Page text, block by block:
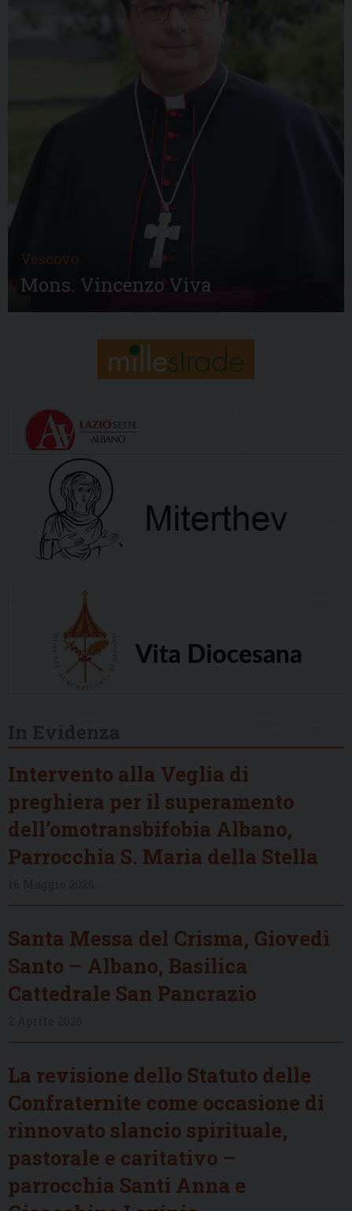
Vescovo
Mons. Vincenzo Viva
Intervento alla Veglia di
preghiera per il superamento
dell’omotransbifobia Albano,
Parrocchia S. Maria della Stella
Santa Messa del Crisma, Giovedì
Santo – Albano, Basilica
Cattedrale San Pancrazio
La revisione dello Statuto delle
Confraternite come occasione di
rinnovato slancio spirituale,
pastorale e caritativo –
parrocchia Santi Anna e